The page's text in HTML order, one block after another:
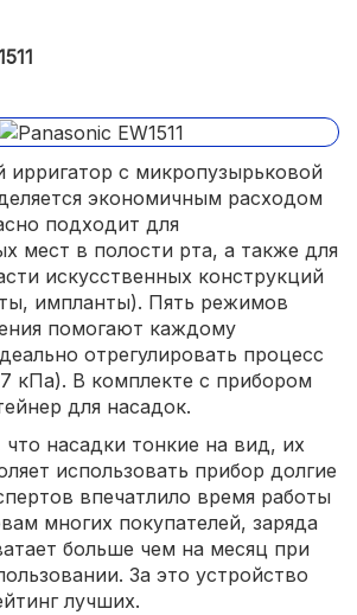
ирригатор с микропузырьковой
экономичным расходом
подходит для
мест в полости рта, а также для
искусственных конструкций
импланты). Пять режимов
помогают каждому
отрегулировать процесс
кПа). В комплекте с прибором
для насадок.
насадки тонкие на вид, их
использовать прибор долгие
впечатлило время работы
многих покупателей, заряда
больше чем на месяц при
За это устройство
лучших.